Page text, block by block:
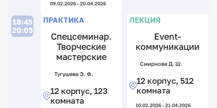
09.02.2026 - 20.04.2026
18:45
20:05
ПРАКТИКА
Спецсеминар.
Творческие
мастерские
Тугушева Э. Ф.
12 корпус, 123
комната
ЛЕКЦИЯ
Event-
коммуникации
Смирнова Д. Ш.
12 корпус, 512
комната
10.02.2026 - 21.04.2026